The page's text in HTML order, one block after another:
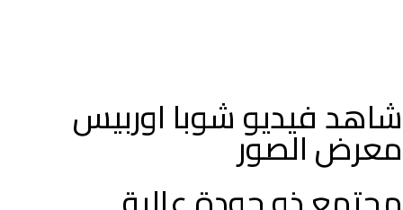
شاهد فيديو شوبا اوربيس
معرض الصور